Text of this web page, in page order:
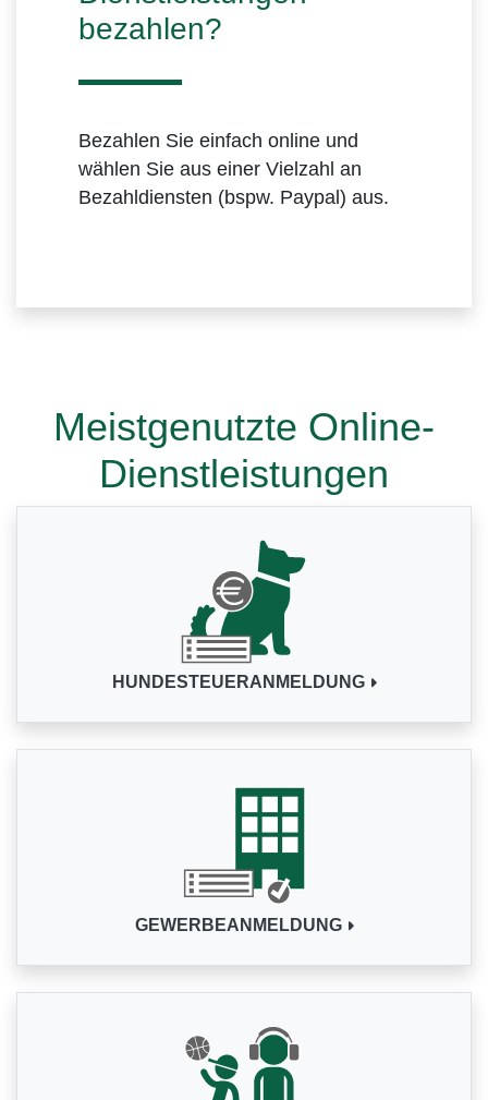
bezahlen?
Bezahlen Sie einfach online und
wählen Sie aus einer Vielzahl an
Bezahldiensten (bspw. Paypal) aus.
Meistgenutzte Online-
Dienstleistungen
HUNDESTEUERANMELDUNG
GEWERBEANMELDUNG